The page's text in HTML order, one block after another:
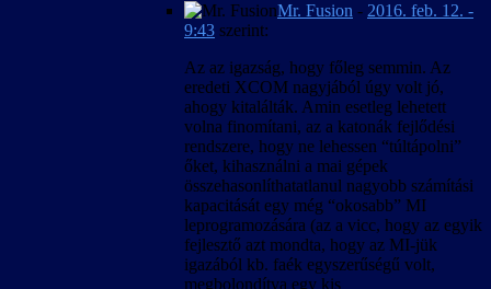
Mr. Fusion - 2016. feb. 12. -
9:43 szerint:
Az az igazság, hogy főleg semmin. Az
eredeti XCOM nagyjából úgy volt jó,
ahogy kitalálták. Amin esetleg lehetett
volna finomítani, az a katonák fejlődési
rendszere, hogy ne lehessen “túltápolni”
őket, kihasználni a mai gépek
összehasonlíthatatlanul nagyobb számítási
kapacitását egy még “okosabb” MI
leprogramozására (az a vicc, hogy az egyik
fejlesztő azt mondta, hogy az MI-jük
igazából kb. faék egyszerűségű volt,
megbolondítva egy kis